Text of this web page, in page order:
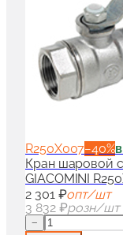
R250X007−40%
Кран шаровой
GIACOMINI
2 301 ₽опт/шт
3 832 ₽розн/шт
−